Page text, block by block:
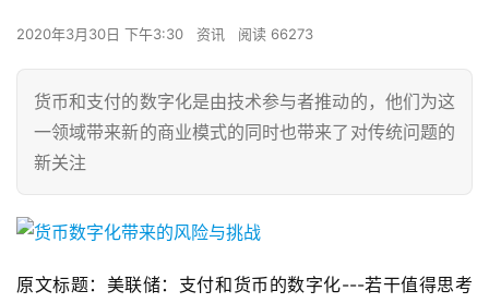
2020年3月30日 下午3:30 资讯 阅读 66273
货币和支付的数字化是由技术参与者推动的，他们为这
一领域带来新的商业模式的同时也带来了对传统问题的
新关注
原文标题：美联储：支付和货币的数字化---若干值得思考